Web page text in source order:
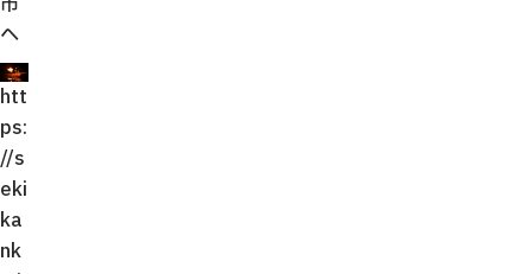
へ
htt
ps:
//s
eki
ka
nk